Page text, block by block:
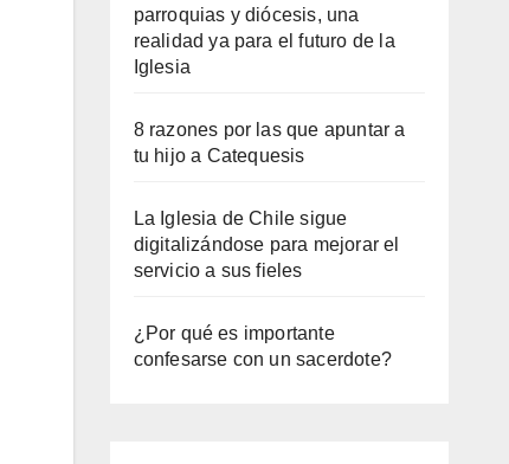
parroquias y diócesis, una
realidad ya para el futuro de la
Iglesia
8 razones por las que apuntar a
tu hijo a Catequesis
La Iglesia de Chile sigue
digitalizándose para mejorar el
servicio a sus fieles
¿Por qué es importante
confesarse con un sacerdote?